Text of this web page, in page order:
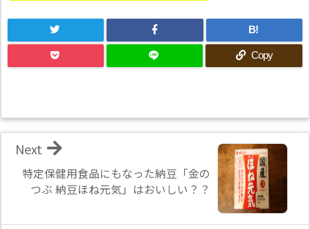
B!
Copy
特定保健用食品にもなった納豆「金の
つぶ 納豆ほね元気」はおいしい？？
Next